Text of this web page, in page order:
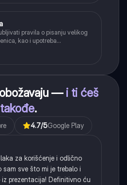
pravila o pisanju velikog
kao i upotreba
fokusom na zarez u
— i ti ćeš
takođe.
4.7/5Google Play
za korišćenje i odlično
sam sve što mi je trebalo i
prezentacija! Definitivno ću